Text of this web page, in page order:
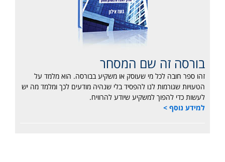
בורסה זה שם המסחר
זהו ספר חובה לכל מי שעוסק או משקיע בבורסה. הוא מלמד על
הטעויות שגורמות לנו להפסיד בלי שנהיה מודעים לכך ומלמד מה יש
לעשות כדי להפוך למשקיע שיודע להרוויח.
למידע נוסף >